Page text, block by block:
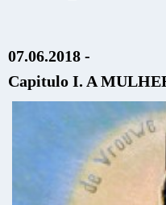
07.06.2018 -
Capitulo I. A